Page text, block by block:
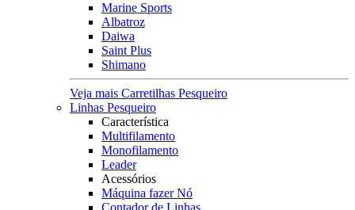
Marine Sports
Albatroz
Daiwa
Saint Plus
Shimano
Veja mais Carretilhas Pesqueiro
Linhas Pesqueiro
Característica
Multifilamento
Monofilamento
Leader
Acessórios
Máquina fazer Nó
Contador de Linhas